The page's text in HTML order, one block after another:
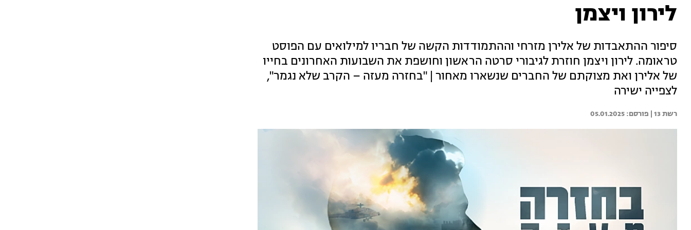
לירון ויצמן
סיפור ההתאבדות של אלירן מזרחי וההתמודדות הקשה של חבריו למילואים עם הפוסט
טראומה. לירון ויצמן חוזרת לגיבורי סרטה הראשון וחושפת את השבועות האחרונים בחייו
של אלירן ואת מצוקתם של החברים שנשארו מאחור | "בחזרה מעזה – הקרב שלא נגמר",
לצפייה ישירה
רשת 13 | 05.01.2025